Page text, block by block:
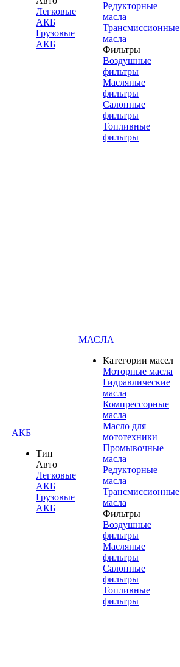
Легковые
АКБ
Грузовые
АКБ
Редукторные
масла
Трансмиссионные
масла
Фильтры
Воздушные
фильтры
Масляные
фильтры
Салонные
фильтры
Топливные
фильтры
АКБ
Тип
Авто
Легковые
АКБ
Грузовые
АКБ
МАСЛА
Категории масел
Моторные масла
Гидравлические
масла
Компрессорные
масла
Масло для
мототехники
Промывочные
масла
Редукторные
масла
Трансмиссионные
масла
Фильтры
Воздушные
фильтры
Масляные
фильтры
Салонные
фильтры
Топливные
фильтры